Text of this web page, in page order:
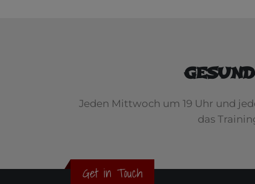
Jeden Mittwoch um 19 Uhr und
das
Get in Touch